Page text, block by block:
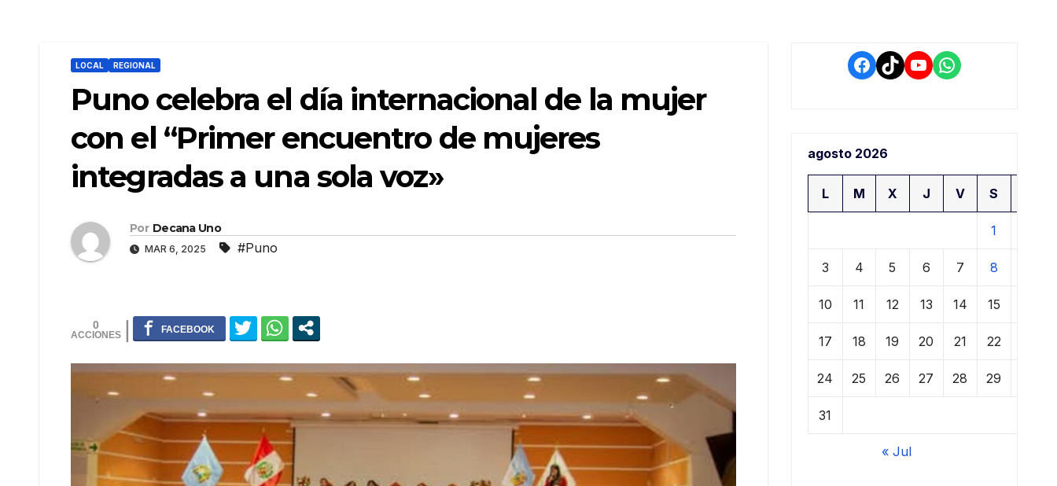
LOCAL REGIONAL
Puno celebra el día internacional de la mujer
con el “Primer encuentro de mujeres
integradas a una sola voz»
Por Decana Uno
MAR 6, 2025 #Puno
0
Facebook
TikTokYouTube
WhatsApp
agosto 2026
L M X J V S
1
3 4 5 6 7 8
10 11 12 13 14 15
17 18 19 20 21 22
24 25 26 27 28 29
31
« Jul